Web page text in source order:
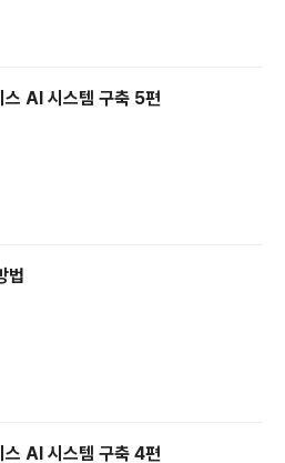
스 AI 시스템 구축 5편
법
스 AI 시스템 구축 4편